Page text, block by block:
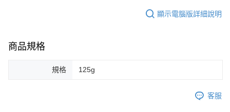
顯示電腦版詳細說明
商品規格
規格 125g
客服